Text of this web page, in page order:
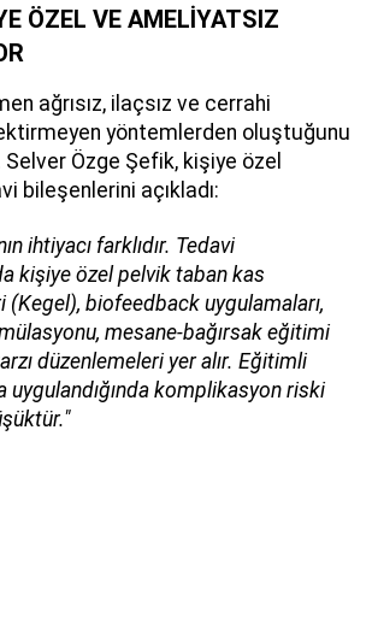
ÖZEL VE AMELİYATSIZ
ağrısız, ilaçsız ve cerrahi
yöntemlerden oluştuğunu
Özge Şefik, kişiye özel
bileşenlerini açıkladı:
ihtiyacı farklıdır. Tedavi
kişiye özel pelvik taban kas
(Kegel), biofeedback uygulamaları,
mesane-bağırsak eğitimi
düzenlemeleri yer alır. Eğitimli
uygulandığında komplikasyon riski